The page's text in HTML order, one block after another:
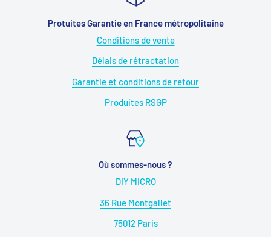
Protuites Garantie en France métropolitaine
Conditions de vente
Délais de rétractation
Garantie et conditions de retour
Produites RSGP
Où sommes-nous ?
DIY MICRO
36 Rue Montgallet
75012 Paris